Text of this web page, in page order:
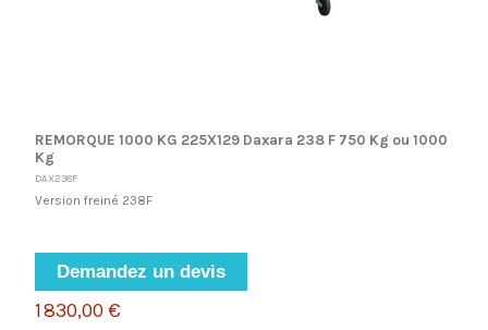
REMORQUE 1000 KG 225X129 Daxara 238 F 750 Kg ou 1000
Kg
DAX238F
Version freiné 238F
Demandez un devis
1 830,00 €